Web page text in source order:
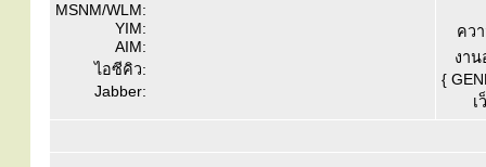
MSNM/WLM:
YIM:
AIM:
ไอซีคิว:
Jabber:
คว
งาน
{
เ